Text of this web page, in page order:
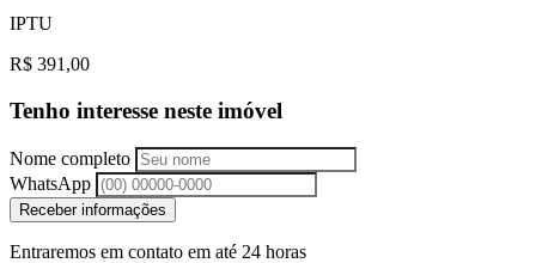
IPTU
R$ 391,00
Tenho interesse neste imóvel
Nome completo
WhatsApp
Receber informações
Entraremos em contato em até 24 horas